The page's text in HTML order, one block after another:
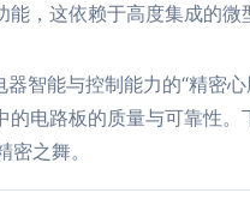
，这依赖于高度集成的
智能与控制能力的“精密
电路板的质量与可靠性
之舞。